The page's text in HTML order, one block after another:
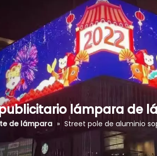
lámpara de
de lámpara » Street pole de aluminio